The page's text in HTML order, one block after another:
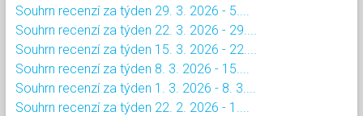
Souhrn recenzí za týden 29. 3. 2026 - 5....
Souhrn recenzí za týden 22. 3. 2026 - 29....
Souhrn recenzí za týden 15. 3. 2026 - 22....
Souhrn recenzí za týden 8. 3. 2026 - 15....
Souhrn recenzí za týden 1. 3. 2026 - 8. 3....
Souhrn recenzí za týden 22. 2. 2026 - 1....